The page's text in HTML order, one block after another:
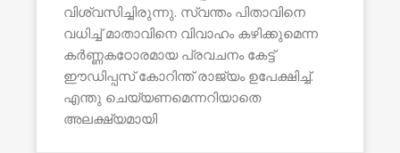
വിശ്വസിച്ചിരുന്നു. സ്വന്തം പിതാവിനെ
വധിച്ച് മാതാവിനെ വിവാഹം കഴിക്കുമെന്ന
കർണ്ണകഠോരമായ പ്രവചനം കേട്ട്
ഈഡിപ്പസ് കോറിന്ത് രാജ്യം ഉപേക്ഷിച്ച്.
എന്തു ചെയ്യണമെന്നറിയാതെ
അലക്ഷ്യമായി